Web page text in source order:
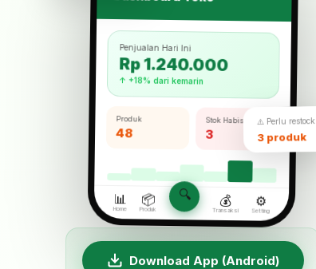
Penjualan Hari Ini
Rp 1.240.000
↑ +18% dari kemarin
Produk
48
Stok Habis
3
📊
Home
📦
Produk
🔍 💰
Transaksi
⚙️
Setting
⚠️ Perlu restock
3 produk
Download App (Android)